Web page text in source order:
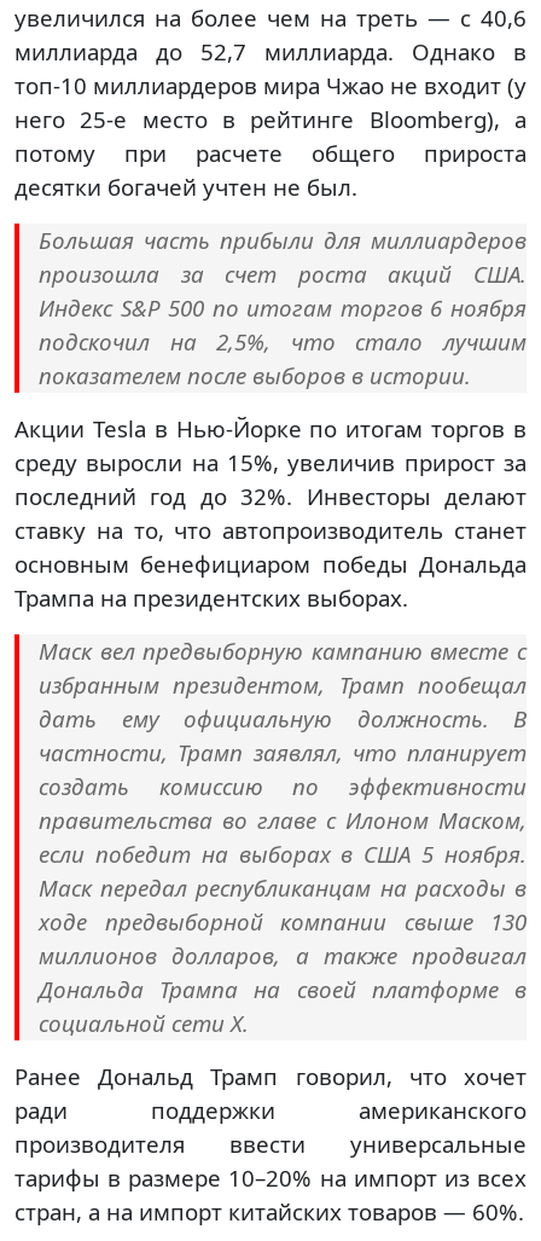
увеличился на более чем на треть — с 40,6
миллиарда до 52,7 миллиарда. Однако в
топ-10 миллиардеров мира Чжао не входит (у
него 25-е место в рейтинге Bloomberg), а
потому при расчете общего прироста
десятки богачей учтен не был.
Большая часть прибыли для миллиардеров
произошла за счет роста акций США.
Индекс S&P 500 по итогам торгов 6 ноября
подскочил на 2,5%, что стало лучшим
показателем после выборов в истории.
Акции Tesla в Нью-Йорке по итогам торгов в
среду выросли на 15%, увеличив прирост за
последний год до 32%. Инвесторы делают
ставку на то, что автопроизводитель станет
основным бенефициаром победы Дональда
Трампа на президентских выборах.
Маск вел предвыборную кампанию вместе с
избранным президентом, Трамп пообещал
дать ему официальную должность. В
частности, Трамп заявлял, что планирует
создать комиссию по эффективности
правительства во главе с Илоном Маском,
если победит на выборах в США 5 ноября.
Маск передал республиканцам на расходы в
ходе предвыборной компании свыше 130
миллионов долларов, а также продвигал
Дональда Трампа на своей платформе в
социальной сети X.
Ранее Дональд Трамп говорил, что хочет
ради поддержки американского
производителя ввести универсальные
тарифы в размере 10–20% на импорт из всех
стран, а на импорт китайских товаров — 60%.